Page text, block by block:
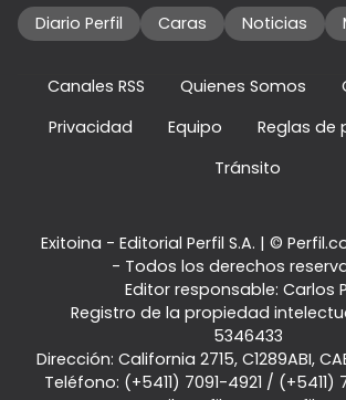
Diario Perfil Caras Noticias
Canales RSS Quienes Somos
Privacidad
Equipo
Reglas de
Tránsito
Exitoina - Editorial Perfil S.A. | ©
- Todos los derechos
Editor responsable: Carlos
Registro de la propiedad
5346433
Dirección: California 2715, C1289ABI,
Teléfono: (+5411) 7091-4921 / (+5411)